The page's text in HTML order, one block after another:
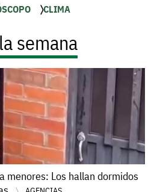
CLIMA
semana
menores: Los hallan dormidos